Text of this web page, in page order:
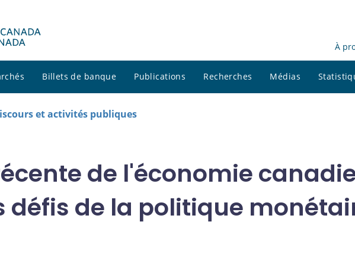
À
Billets de banque Publications Recherches Médias
et activités publiques
de l'économie
défis de la politique